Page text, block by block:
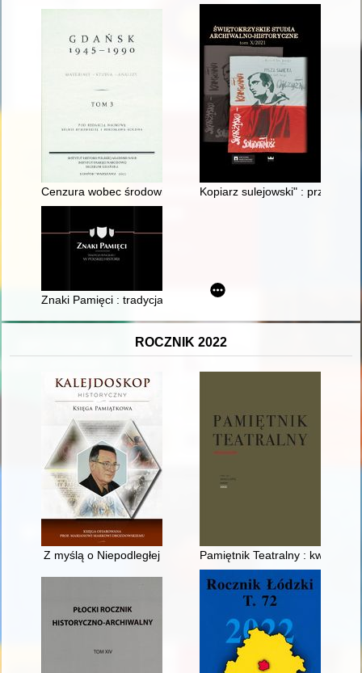
Cenzura wobec środowisk twórczych na Wybrzeżu Gdańskim
Kopiarz sulejowski" :
Znaki Pamięci : tradycja ryngrafu w polskiej historii
ROCZNIK 2022
Z myślą o Niepodległej Pamiętnik Teatralny :